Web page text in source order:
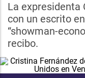
La expresidenta
con un escrito
“showman-
recibo.